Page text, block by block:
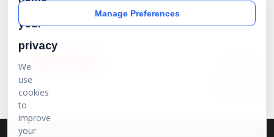
your
privacy
We
use
cookies
to
improve
your
Manage Preferences